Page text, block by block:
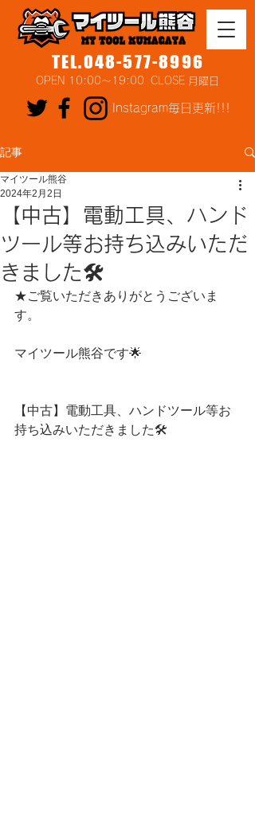
TEL.048-577-8996
OPEN 10:00～19:00 CLOSE 月曜日
Instagram毎日更新!!!
記事
【中古】電動工具、ハンド
ツール等お持ち込みいただ
きました🛠
マイツール熊谷
2024年2月2日
★ご覧いただきありがとうございま
す。
マイツール熊谷です🌟
【中古】電動工具、ハンドツール等お
持ち込みいただきました🛠